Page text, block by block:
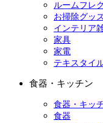
ルームフレ
お掃除グッ
インテリア
家具
家電
テキスタイ
食器・キッチン
食器・キッ
食器